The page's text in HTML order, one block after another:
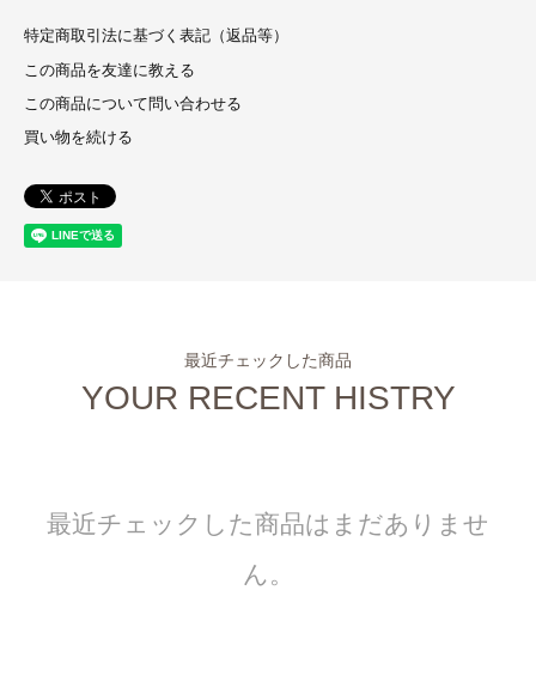
特定商取引法に基づく表記（返品等）
この商品を友達に教える
この商品について問い合わせる
買い物を続ける
最近チェックした商品
YOUR RECENT HISTRY
最近チェックした商品はまだありませ
ん。